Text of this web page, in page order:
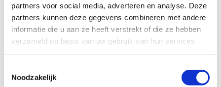
partners voor social media, adverteren en analyse. Deze
partners kunnen deze gegevens combineren met andere
informatie die u aan ze heeft verstrekt of die ze hebben
verzameld op basis van uw gebruik van hun services.
Noodzakelijk
automotive-platform-organisatie sinds 2008.
Hoe het werkt